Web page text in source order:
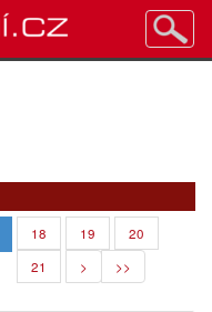
18 19
20
21
> >>